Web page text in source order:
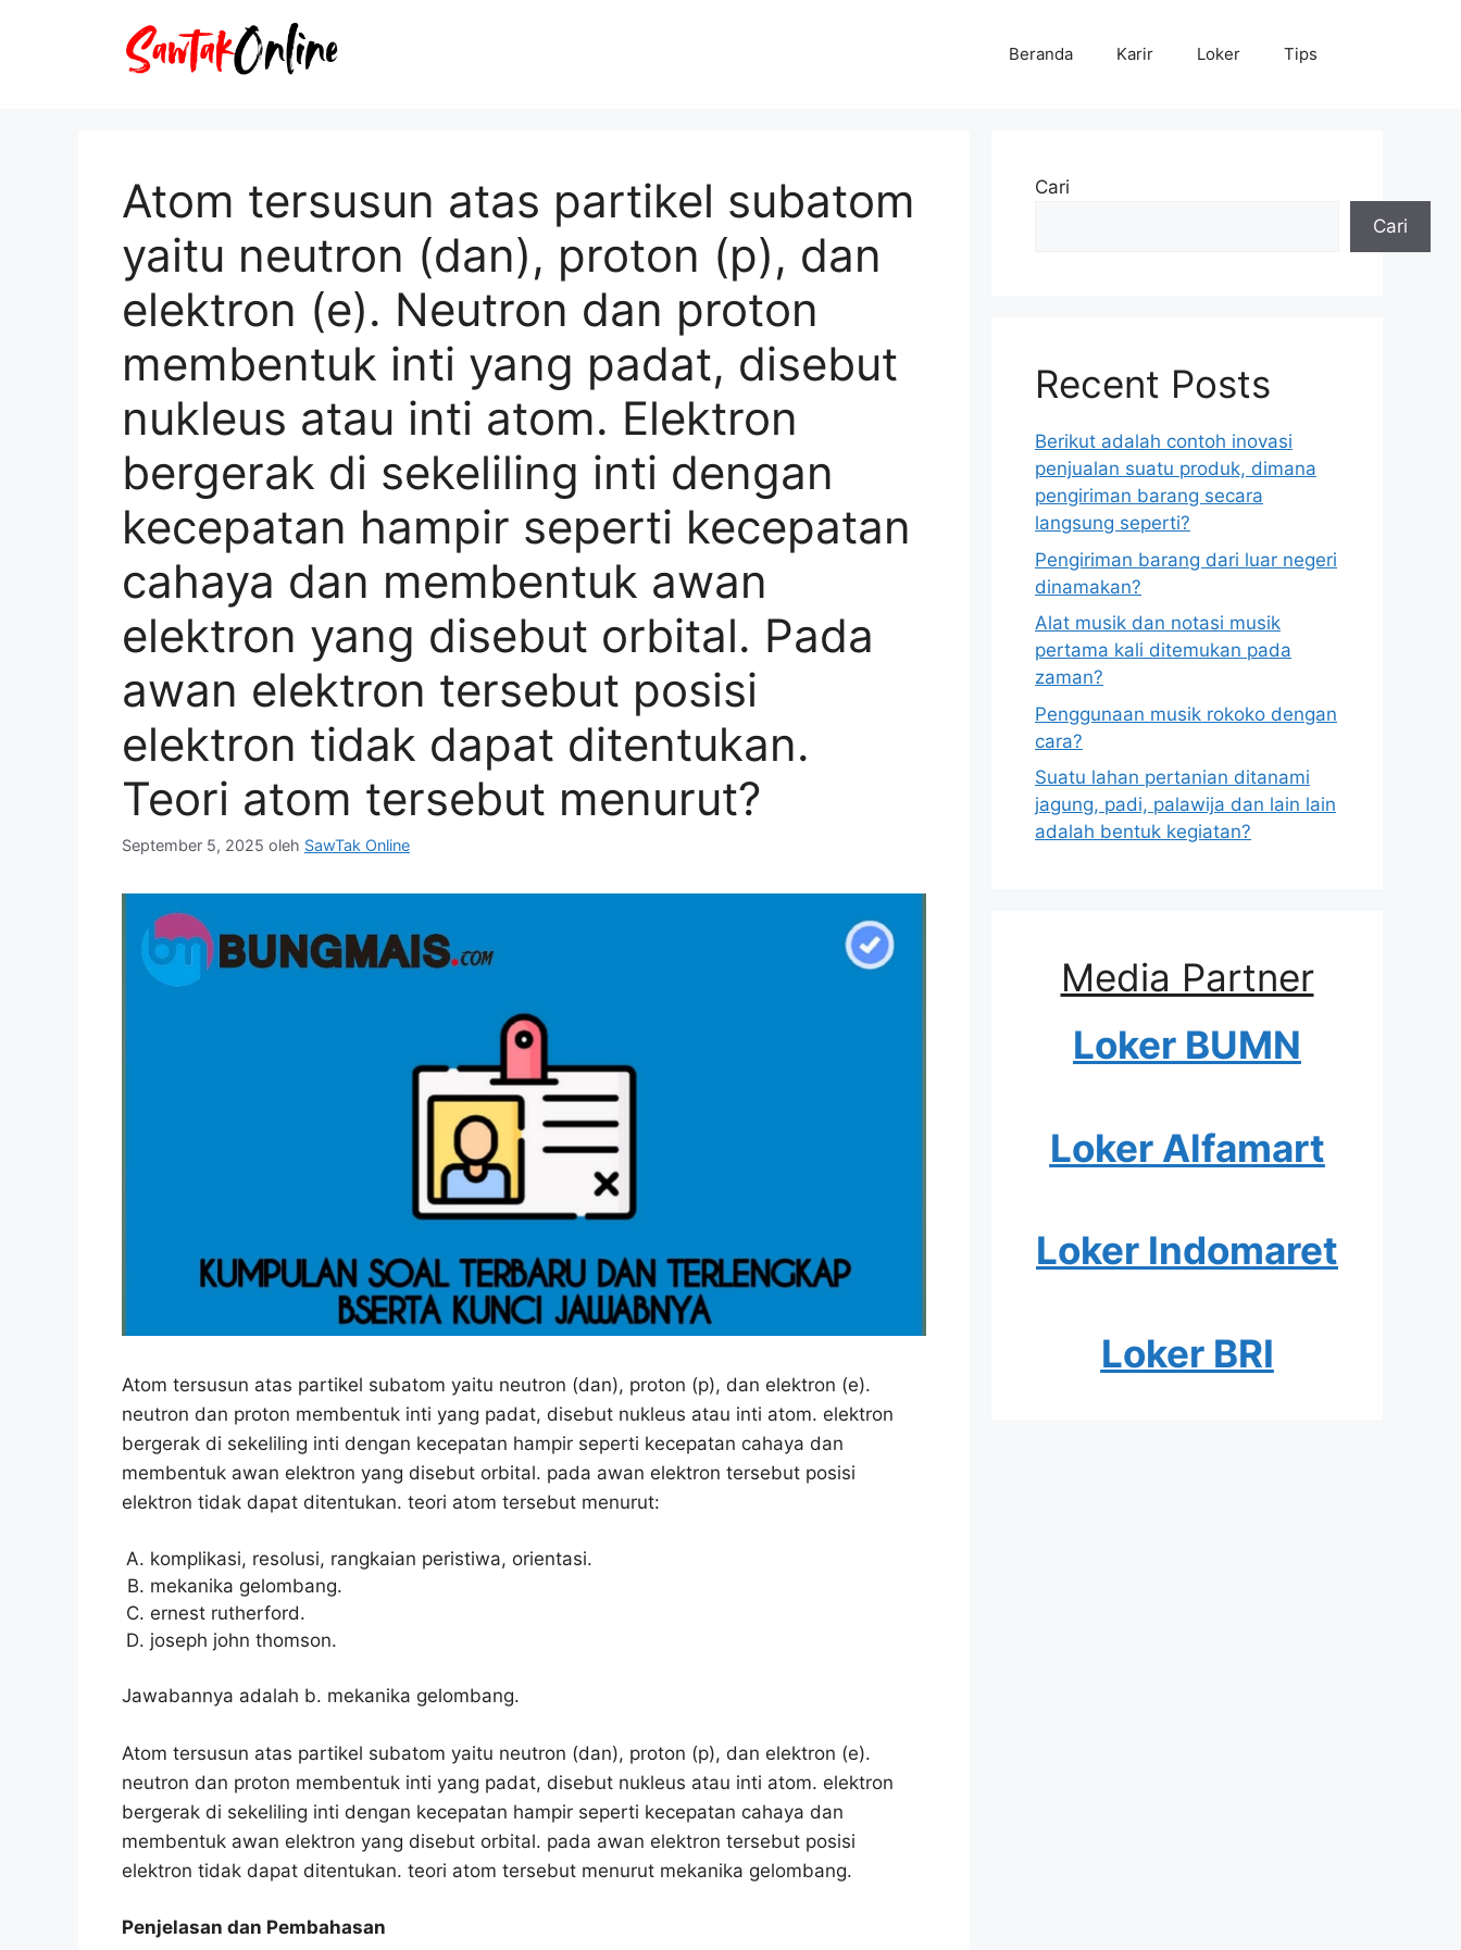
Beranda Karir Loker Tips
Atom tersusun atas partikel subatom
yaitu neutron (dan), proton (p), dan
elektron (e). Neutron dan proton
membentuk inti yang padat, disebut
nukleus atau inti atom. Elektron
bergerak di sekeliling inti dengan
kecepatan hampir seperti kecepatan
cahaya dan membentuk awan
elektron yang disebut orbital. Pada
awan elektron tersebut posisi
elektron tidak dapat ditentukan.
Teori atom tersebut menurut?
September 5, 2025 oleh SawTak Online
Atom tersusun atas partikel subatom yaitu neutron (dan), proton (p), dan elektron (e).
neutron dan proton membentuk inti yang padat, disebut nukleus atau inti atom. elektron
bergerak di sekeliling inti dengan kecepatan hampir seperti kecepatan cahaya dan
membentuk awan elektron yang disebut orbital. pada awan elektron tersebut posisi
elektron tidak dapat ditentukan. teori atom tersebut menurut:
komplikasi, resolusi, rangkaian peristiwa, orientasi.
mekanika gelombang.
ernest rutherford.
joseph john thomson.
Jawabannya adalah b. mekanika gelombang.
Atom tersusun atas partikel subatom yaitu neutron (dan), proton (p), dan elektron (e).
neutron dan proton membentuk inti yang padat, disebut nukleus atau inti atom. elektron
bergerak di sekeliling inti dengan kecepatan hampir seperti kecepatan cahaya dan
membentuk awan elektron yang disebut orbital. pada awan elektron tersebut posisi
elektron tidak dapat ditentukan. teori atom tersebut menurut mekanika gelombang.
Penjelasan dan Pembahasan
Cari
Cari
Recent Posts
Berikut adalah contoh inovasi
penjualan suatu produk, dimana
pengiriman barang secara
langsung seperti?
Pengiriman barang dari luar negeri
dinamakan?
Alat musik dan notasi musik
pertama kali ditemukan pada
zaman?
Penggunaan musik rokoko dengan
cara?
Suatu lahan pertanian ditanami
jagung, padi, palawija dan lain lain
adalah bentuk kegiatan?
Media Partner
Loker BUMN
Loker Alfamart
Loker Indomaret
Loker BRI